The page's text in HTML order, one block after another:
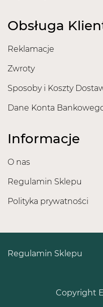
Obsługa
Reklamacje
Zwroty
Sposoby i Koszty
Dane Konta
Informacje
O nas
Regulamin Sklepu
Polityka prywatności
Copyright
Regulamin Sklepu